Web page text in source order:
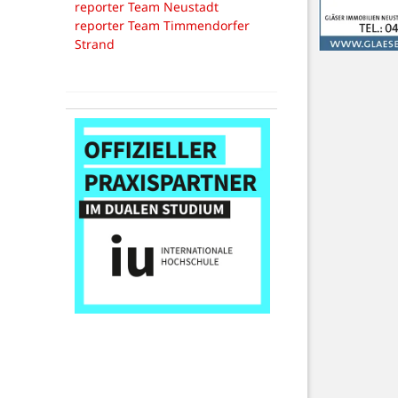
reporter Team Neustadt
reporter Team Timmendorfer
Strand